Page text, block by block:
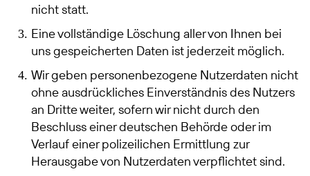
nicht statt.
Eine vollständige Löschung aller von Ihnen bei
uns gespeicherten Daten ist jederzeit möglich.
Wir geben personenbezogene Nutzerdaten nicht
ohne ausdrückliches Einverständnis des Nutzers
an Dritte weiter, sofern wir nicht durch den
Beschluss einer deutschen Behörde oder im
Verlauf einer polizeilichen Ermittlung zur
Herausgabe von Nutzerdaten verpflichtet sind.